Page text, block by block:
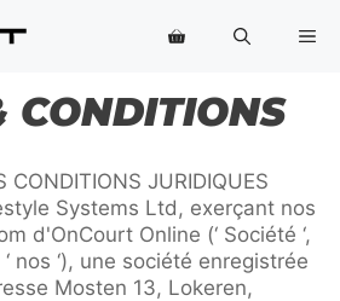
CONDITIONS
CONDITIONS JURIDIQUES
Systems Ltd, exerçant nos
d'OnCourt Online (‘ Société ‘,
‘ nos ‘), une société enregistrée
Mosten 13, Lokeren,